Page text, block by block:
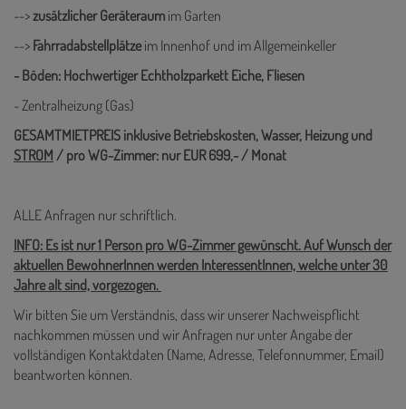
-->zusätzlicher Geräteraum im Garten
--> Fahrradabstellplätzeim Innenhof und im Allgemeinkeller
- Böden: Hochwertiger Echtholzparkett Eiche, Fliesen
- Zentralheizung (Gas)
GESAMTMIETPREIS inklusive Betriebskosten, Wasser, Heizung und
STROM / pro WG-Zimmer: nur EUR 699,- / Monat
ALLE Anfragen nur schriftlich.
INFO: Es ist nur 1 Person pro WG-Zimmer gewünscht. Auf Wunsch der
aktuellen BewohnerInnen werden InteressentInnen, welche unter 30
Jahre alt sind, vorgezogen.
Wir bitten Sie um Verständnis, dass wir unserer Nachweispflicht
nachkommen müssen und wir Anfragen nur unter Angabe der
vollständigen Kontaktdaten (Name, Adresse, Telefonnummer, Email)
beantworten können.